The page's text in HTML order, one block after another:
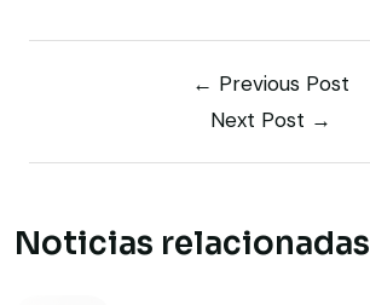
← Previous Post
Next Post →
Noticias relacionadas